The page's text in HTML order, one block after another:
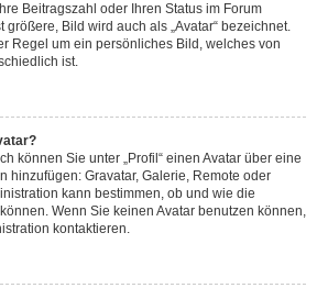
Beitragszahl oder Ihren Status im Forum
Bild wird auch als „Avatar“ bezeichnet.
Regel um ein persönliches Bild, welches von
ist.
können Sie unter „Profil“ einen Avatar über eine
hinzufügen: Gravatar, Galerie, Remote oder
kann bestimmen, ob und wie die
Wenn Sie keinen Avatar benutzen können,
kontaktieren.